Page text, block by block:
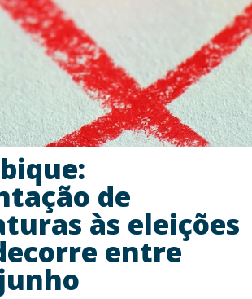
de
às eleições
entre